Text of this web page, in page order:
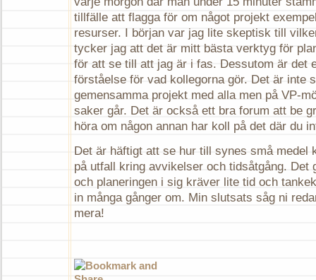
tillfälle att flagga för om något projekt
resurser. I början var jag lite skeptisk till
tycker jag att det är mitt bästa verktyg för
för att se till att jag är i fas. Dessutom är det
förståelse för vad kollegorna gör. Det är inte
gemensamma projekt med alla men på VP-
saker går. Det är också ett bra forum att be
höra om någon annan har koll på det där du
Det är häftigt att se hur till synes små medel
på utfall kring avvikelser och tidsåtgång. Det
och planeringen i sig kräver lite tid och
in många gånger om. Min slutsats såg ni
mera!